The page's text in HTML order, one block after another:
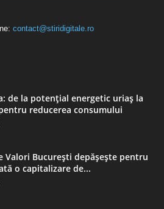
contact@stiridigitale.ro
de la potențial energetic uriaș la
reducerea consumului
Valori București depășește pentru
o capitalizare de...